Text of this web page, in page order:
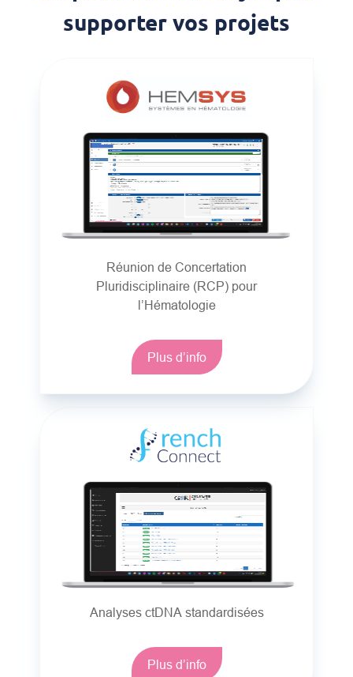
supporter vos projets
Réunion de Concertation
Pluridisciplinaire (RCP) pour
l’Hématologie
Plus d’info
Analyses ctDNA standardisées
Plus d’info